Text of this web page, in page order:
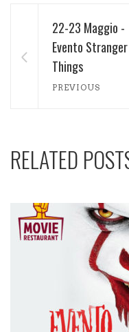
22-23 Maggio -
Evento Stranger
Things
PREVIOUS
RELATED